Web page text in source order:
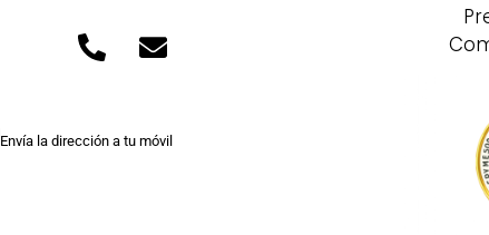
Envía la dirección a tu móvil